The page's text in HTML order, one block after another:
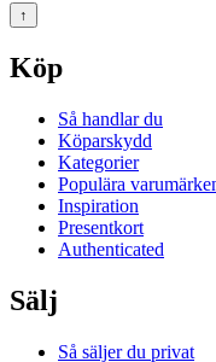
↑
Köp
Så handlar du
Köparskydd
Kategorier
Populära
Inspiration
Presentkort
Authenticated
Sälj
Så säljer du privat